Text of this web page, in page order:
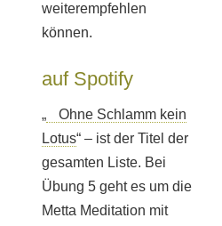
weiterempfehlen
können.
auf Spotify
„
Ohne Schlamm kein
Lotus“ – ist der Titel der
gesamten Liste. Bei
Übung 5 geht es um die
Metta Meditation mit